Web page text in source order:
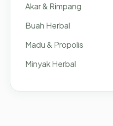
Akar & Rimpang
Buah Herbal
Madu & Propolis
Minyak Herbal